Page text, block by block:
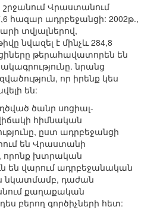
շրջանում Վրաստանում
հազար ադրբեջանցի: 2002թ.,
տվյալներով,
նվազել է մինչև 284,8
թերահավատորեն են
նրանց
որ իրենք կես
են:
ծանր սոցիալ-
հիմնական
ըստ ադրբեջանցի
են Վրաստանի
որոնք խտրական
են վարում ադրբեջանական
նկատմամբ, դաժան
քաղաքական
բերող գործիչների հետ: